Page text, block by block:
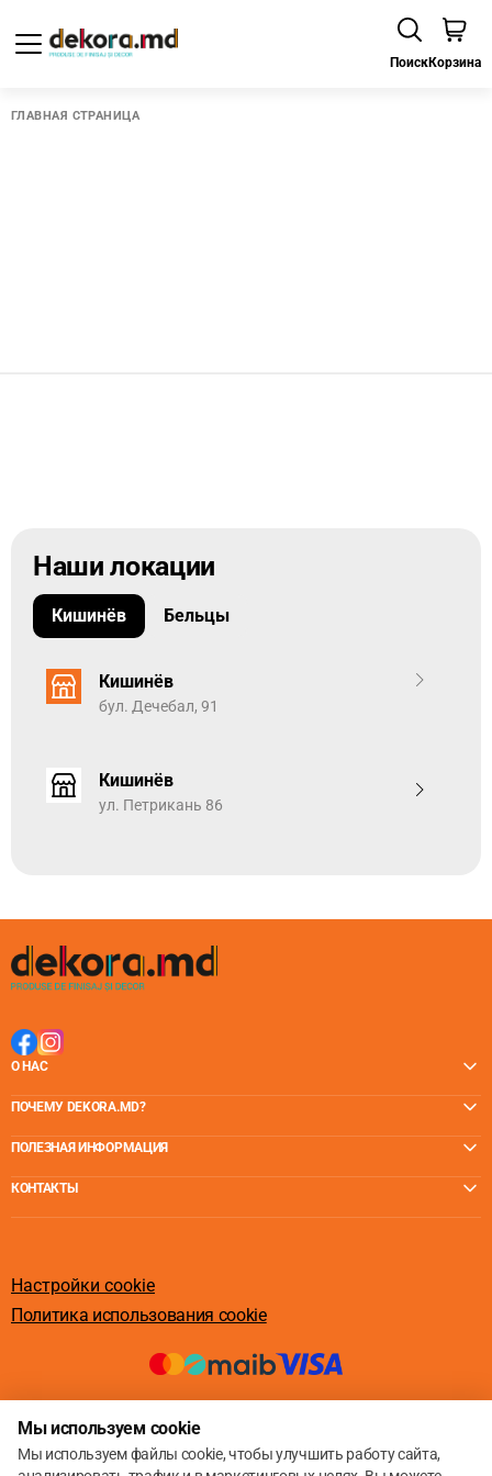
ПоискКорзина
ГЛАВНАЯ СТРАНИЦА
Наши локации
Кишинёв Бельцы
Кишинёв
бул. Дечебал, 91
Кишинёв
ул. Петрикань 86
О НАС
ПОЧЕМУ DEKORA.MD?
ПОЛЕЗНАЯ ИНФОРМАЦИЯ
КОНТАКТЫ
Настройки cookie
Политика использования cookie
Мы используем cookie
Мы используем файлы cookie, чтобы улучшить работу сайта,